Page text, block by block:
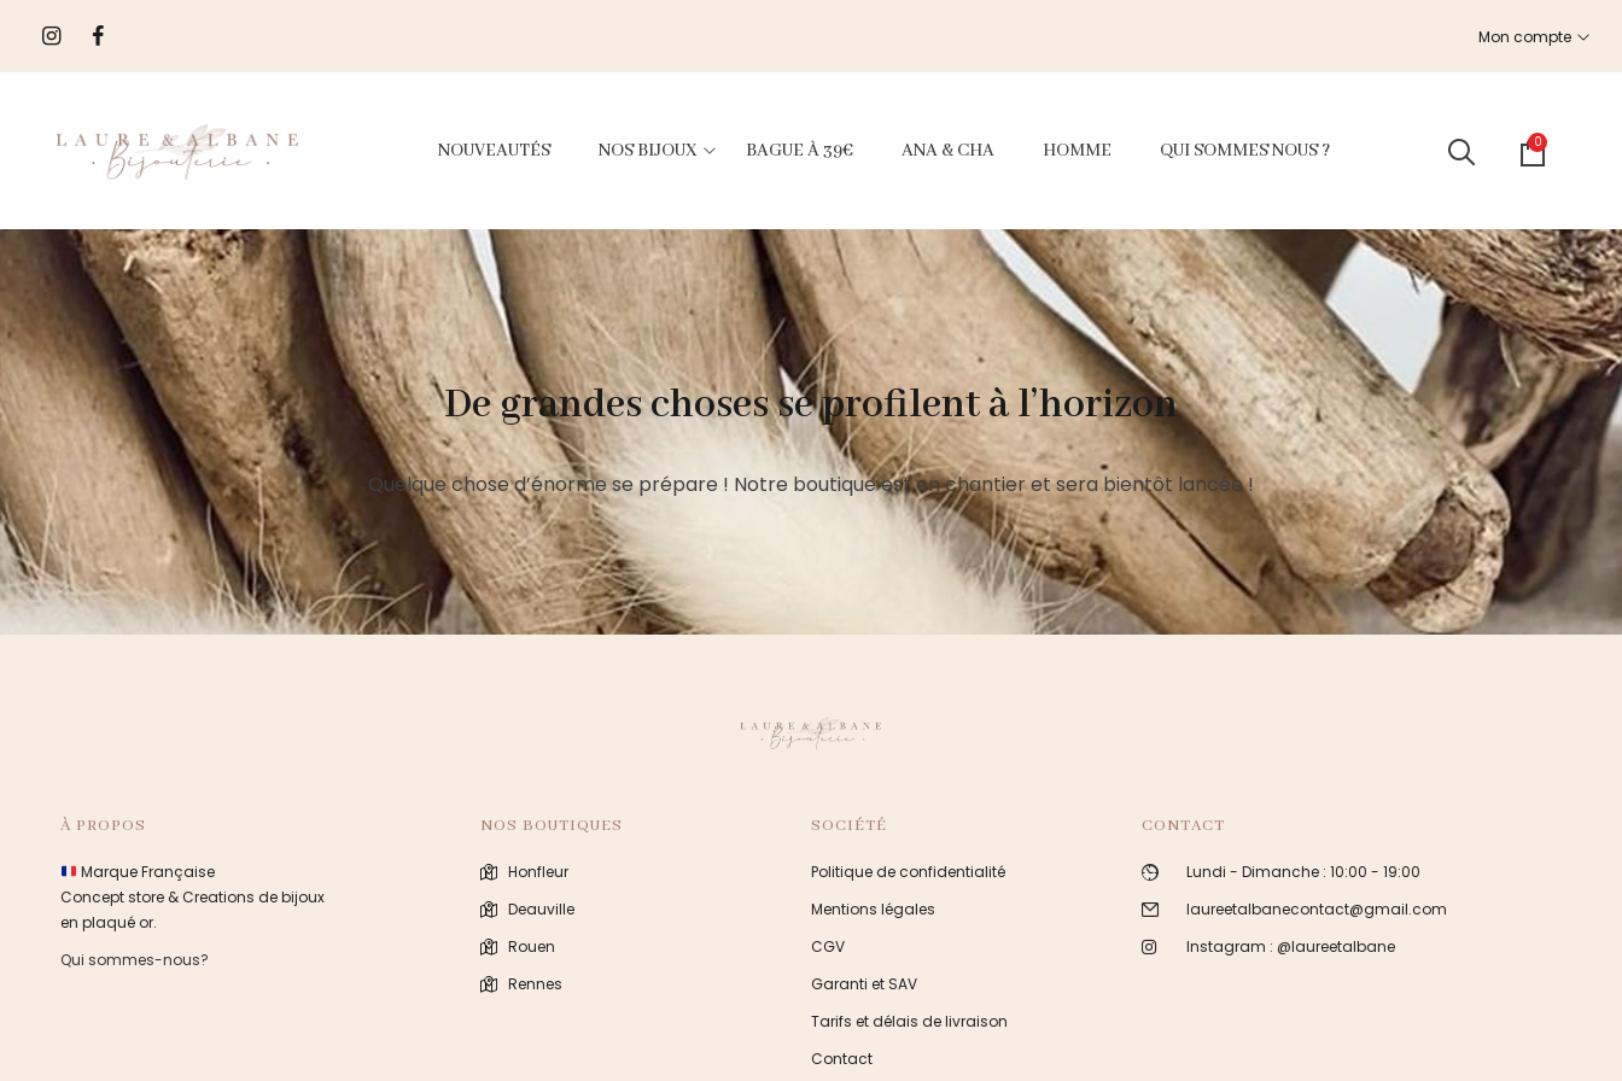
Mon compte
NOUVEAUTÉS NOS BIJOUX BAGUE À 39€ ANA & CHA HOMME QUI SOMMES NOUS ? 0
De grandes choses se profilent à l’horizon
Quelque chose d’énorme se prépare ! Notre boutique est en chantier et sera bientôt lancée !
À PROPOS
Marque Française
Concept store & Creations de bijoux
en plaqué or.
Qui sommes-nous?
NOS BOUTIQUES
Honfleur
Deauville
Rouen
Rennes
SOCIÉTÉ
Politique de confidentialité
Mentions légales
CGV
Garanti et SAV
Tarifs et délais de livraison
Contact
CONTACT
Lundi - Dimanche : 10:00 - 19:00
laureetalbanecontact@gmail.com
Instagram : @laureetalbane